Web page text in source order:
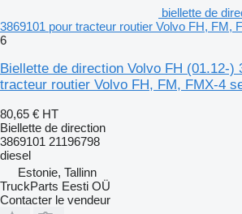
biellette de
3869101 pour tracteur routier Volvo FH, FM,
6
Biellette de direction Volvo FH (01.12-)
tracteur routier Volvo FH, FM, FMX-4
80,65 € HT
Biellette de direction
3869101 21196798
diesel
Estonie, Tallinn
TruckParts Eesti OÜ
Contacter le vendeur